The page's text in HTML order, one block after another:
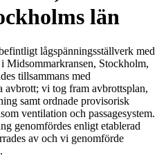
län
lågspänningsställverk med
Midsommarkransen, Stockholm,
tillsammans med
avbrott; vi tog fram avbrottsplan,
samt ordnade provisorisk
ventilation och passagesystem.
genomfördes enligt etablerad
av och vi genomförde